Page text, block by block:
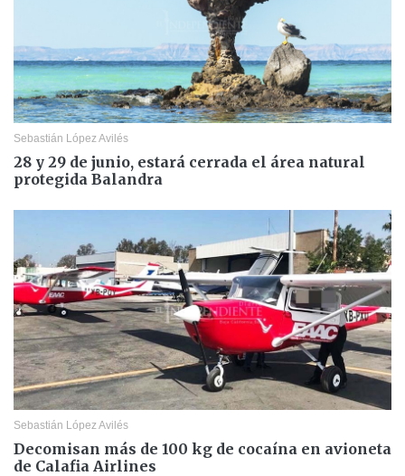
Sebastián López Avilés
28 y 29 de junio, estará cerrada el área natural
protegida Balandra
Sebastián López Avilés
Decomisan más de 100 kg de cocaína en avioneta
de Calafia Airlines